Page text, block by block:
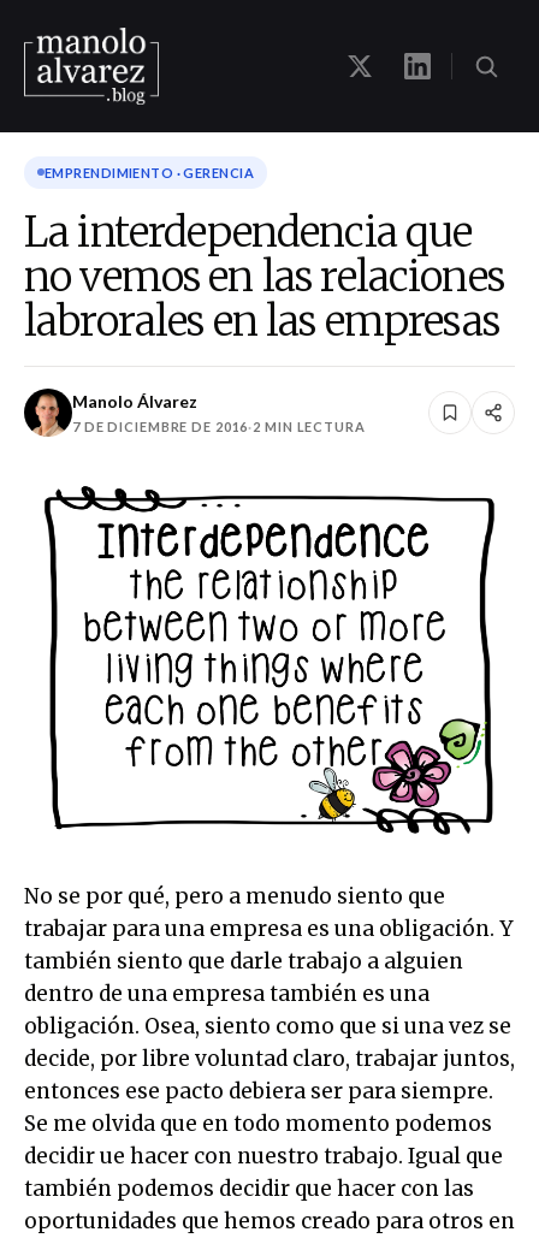
EMPRENDIMIENTO · GERENCIA
La interdependencia que
no vemos en las relaciones
labrorales en las empresas
Manolo Álvarez
7 DE DICIEMBRE DE 2016·2 MIN LECTURA
No se por qué, pero a menudo siento que
trabajar para una empresa es una obligación. Y
también siento que darle trabajo a alguien
dentro de una empresa también es una
obligación. Osea, siento como que si una vez se
decide, por libre voluntad claro, trabajar juntos,
entonces ese pacto debiera ser para siempre.
Se me olvida que en todo momento podemos
decidir ue hacer con nuestro trabajo. Igual que
también podemos decidir que hacer con las
oportunidades que hemos creado para otros en